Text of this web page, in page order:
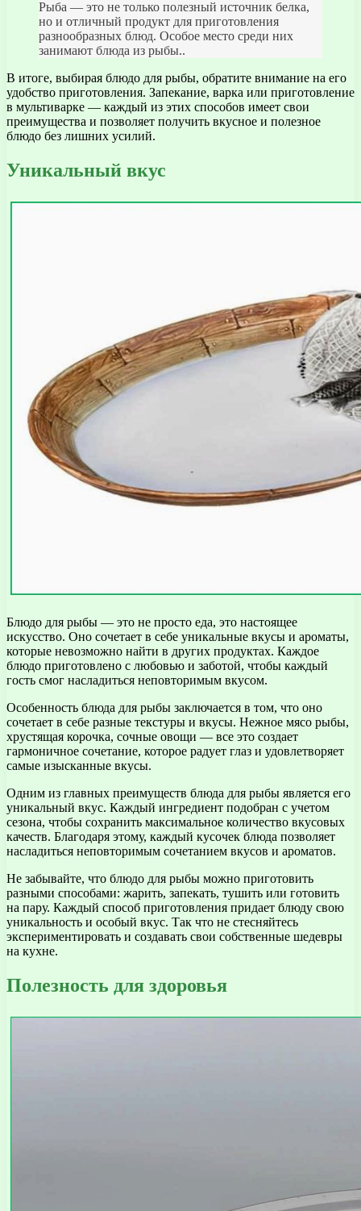
Рыба — это не только полезный источник белка,
но и отличный продукт для приготовления
разнообразных блюд. Особое место среди них
занимают блюда из рыбы..
В итоге, выбирая блюдо для рыбы, обратите внимание на его
удобство приготовления. Запекание, варка или приготовление
в мультиварке — каждый из этих способов имеет свои
преимущества и позволяет получить вкусное и полезное
блюдо без лишних усилий.
Уникальный вкус
Блюдо для рыбы — это не просто еда, это настоящее
искусство. Оно сочетает в себе уникальные вкусы и ароматы,
которые невозможно найти в других продуктах. Каждое
блюдо приготовлено с любовью и заботой, чтобы каждый
гость смог насладиться неповторимым вкусом.
Особенность блюда для рыбы заключается в том, что оно
сочетает в себе разные текстуры и вкусы. Нежное мясо рыбы,
хрустящая корочка, сочные овощи — все это создает
гармоничное сочетание, которое радует глаз и удовлетворяет
самые изысканные вкусы.
Одним из главных преимуществ блюда для рыбы является его
уникальный вкус. Каждый ингредиент подобран с учетом
сезона, чтобы сохранить максимальное количество вкусовых
качеств. Благодаря этому, каждый кусочек блюда позволяет
насладиться неповторимым сочетанием вкусов и ароматов.
Не забывайте, что блюдо для рыбы можно приготовить
разными способами: жарить, запекать, тушить или готовить
на пару. Каждый способ приготовления придает блюду свою
уникальность и особый вкус. Так что не стесняйтесь
экспериментировать и создавать свои собственные шедевры
на кухне.
Полезность для здоровья